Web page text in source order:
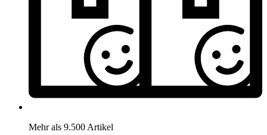
Mehr als 9.500 Artikel